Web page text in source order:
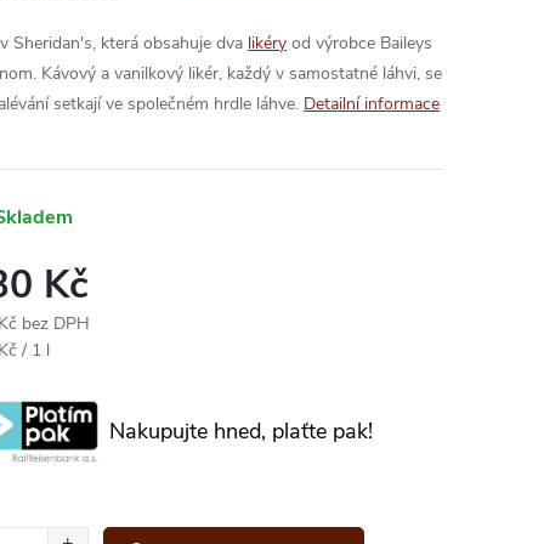
Sheridan's, která obsahuje dva likéry od výrobce Baileys
Kávový a vanilkový likér, každý v samostatné láhvi, se
setkají ve společném hrdle láhve. Detailní informace
Kč
bez DPH
/ 1 l
Nakupujte hned, plaťte pak!